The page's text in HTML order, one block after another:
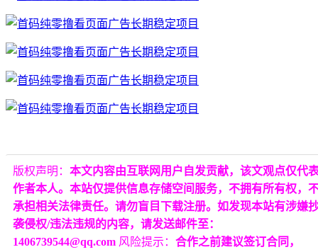
版权声明： 本文内容由互联网用户自发贡献，该文观点仅代
作者本人。本站仅提供信息存储空间服务，不拥有所有权，
承担相关法律责任。请勿盲目下载注册。如发现本站有涉嫌
袭侵权/违法违规的内容，请发送邮件至：
1406739544@qq.com 风险提示： 合作之前建议签订合同，